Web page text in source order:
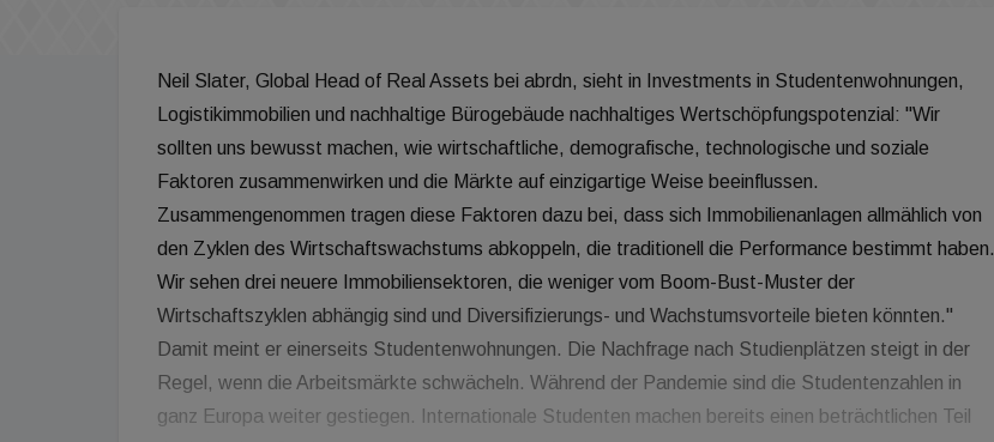
Neil Slater, Global Head of Real Assets bei abrdn, sieht in Investments in Studentenwohnungen,
Logistikimmobilien und nachhaltige Bürogebäude nachhaltiges Wertschöpfungspotenzial: "Wir
sollten uns bewusst machen, wie wirtschaftliche, demografische, technologische und soziale
Faktoren zusammenwirken und die Märkte auf einzigartige Weise beeinflussen.
Zusammengenommen tragen diese Faktoren dazu bei, dass sich Immobilienanlagen allmählich von
den Zyklen des Wirtschaftswachstums abkoppeln, die traditionell die Performance bestimmt haben.
Wir sehen drei neuere Immobiliensektoren, die weniger vom Boom-Bust-Muster der
Wirtschaftszyklen abhängig sind und Diversifizierungs- und Wachstumsvorteile bieten könnten."
Damit meint er einerseits Studentenwohnungen. Die Nachfrage nach Studienplätzen steigt in der
Regel, wenn die Arbeitsmärkte schwächeln. Während der Pandemie sind die Studentenzahlen in
ganz Europa weiter gestiegen. Internationale Studenten machen bereits einen beträchtlichen Teil